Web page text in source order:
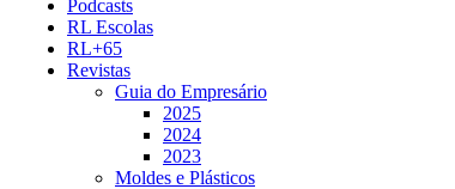
Podcasts
RL Escolas
RL+65
Revistas
Guia do Empresário
2025
2024
2023
Moldes e Plásticos